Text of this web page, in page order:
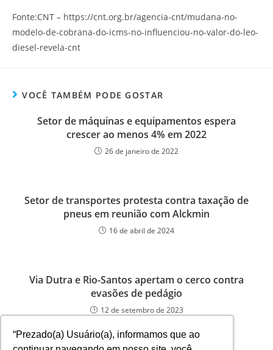
“Prezado(a) Usuário(a), informamos que ao
Fonte:CNT – https://cnt.org.br/agencia-cnt/mudana-no-
modelo-de-cobrana-do-icms-no-influenciou-no-valor-do-leo-
diesel-revela-cnt
VOCÊ TAMBÉM PODE GOSTAR
Setor de máquinas e equipamentos espera
crescer ao menos 4% em 2022
26 de janeiro de 2022
Setor de transportes protesta contra taxação de
pneus em reunião com Alckmin
16 de abril de 2024
Via Dutra e Rio-Santos apertam o cerco contra
evasões de pedágio
12 de setembro de 2023